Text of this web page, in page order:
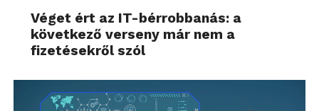
Véget ért az IT-bérrobbanás: a
következő verseny már nem a
fizetésekről szól